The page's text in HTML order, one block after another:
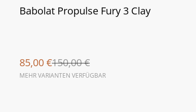
%
Babolat Propulse Fury 3 Clay
85,00 €150,00 €
MEHR VARIANTEN VERFÜGBAR